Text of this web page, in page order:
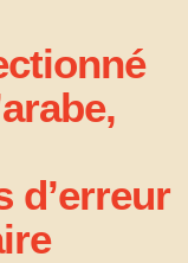
d’erreur